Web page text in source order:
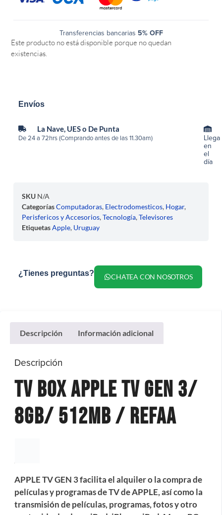
Transferencias bancarias 5% OFF
Este producto no está disponible porque no quedan
existencias.
Envíos
La Nave, UES o De Punta
De 24 a 72hrs (Comprando antes de las 11.30am)
Llega
en
el
día
SKU N/A
CategoríasComputadoras, Electrodomesticos, Hogar,
Perisfericos y Accesorios,Tecnología,Televisores
EtiquetasApple, Uruguay
¿Tienes preguntas? CHATEA CON NOSOTROS
Descripción Información adicional
Descripción
Tv Box Apple TV Gen 3/
8Gb/ 512Mb / REFAA
APPLE TV GEN 3 facilita el alquiler o la compra de
películas y programas de TV de APPLE, así como la
transmisión de películas, programas, fotos y otro